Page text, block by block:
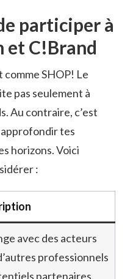
participer à
et C!Brand
SHOP! Le
pas seulement à
Au contraire, c’est
tes
horizons. Voici
:
avec des acteurs
professionnels
partenaires.